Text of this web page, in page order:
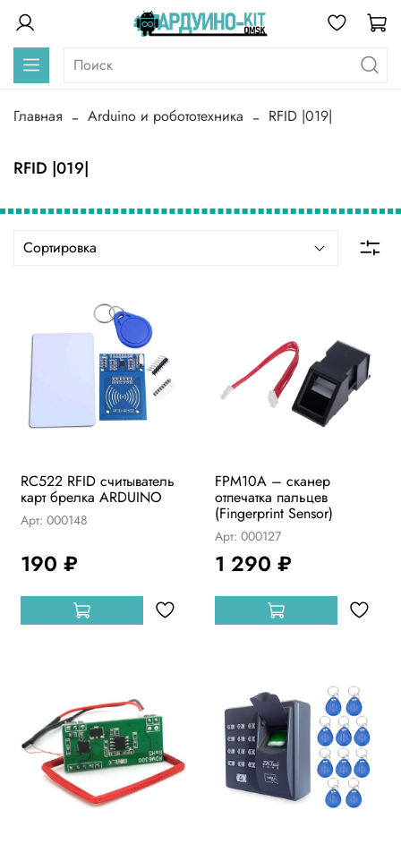
Главная Arduino и робототехника RFID |019|
RFID |019|
RC522 RFID считыватель
карт брелка ARDUINO
Арт: 000148
190 ₽
FPM10A – сканер
отпечатка пальцев
(Fingerprint Sensor)
Арт: 000127
1 290 ₽